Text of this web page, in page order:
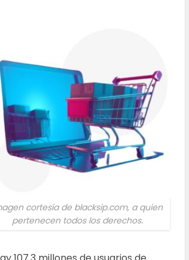
cortesía de blacksip.com, a quien
pertenecen todos los derechos.